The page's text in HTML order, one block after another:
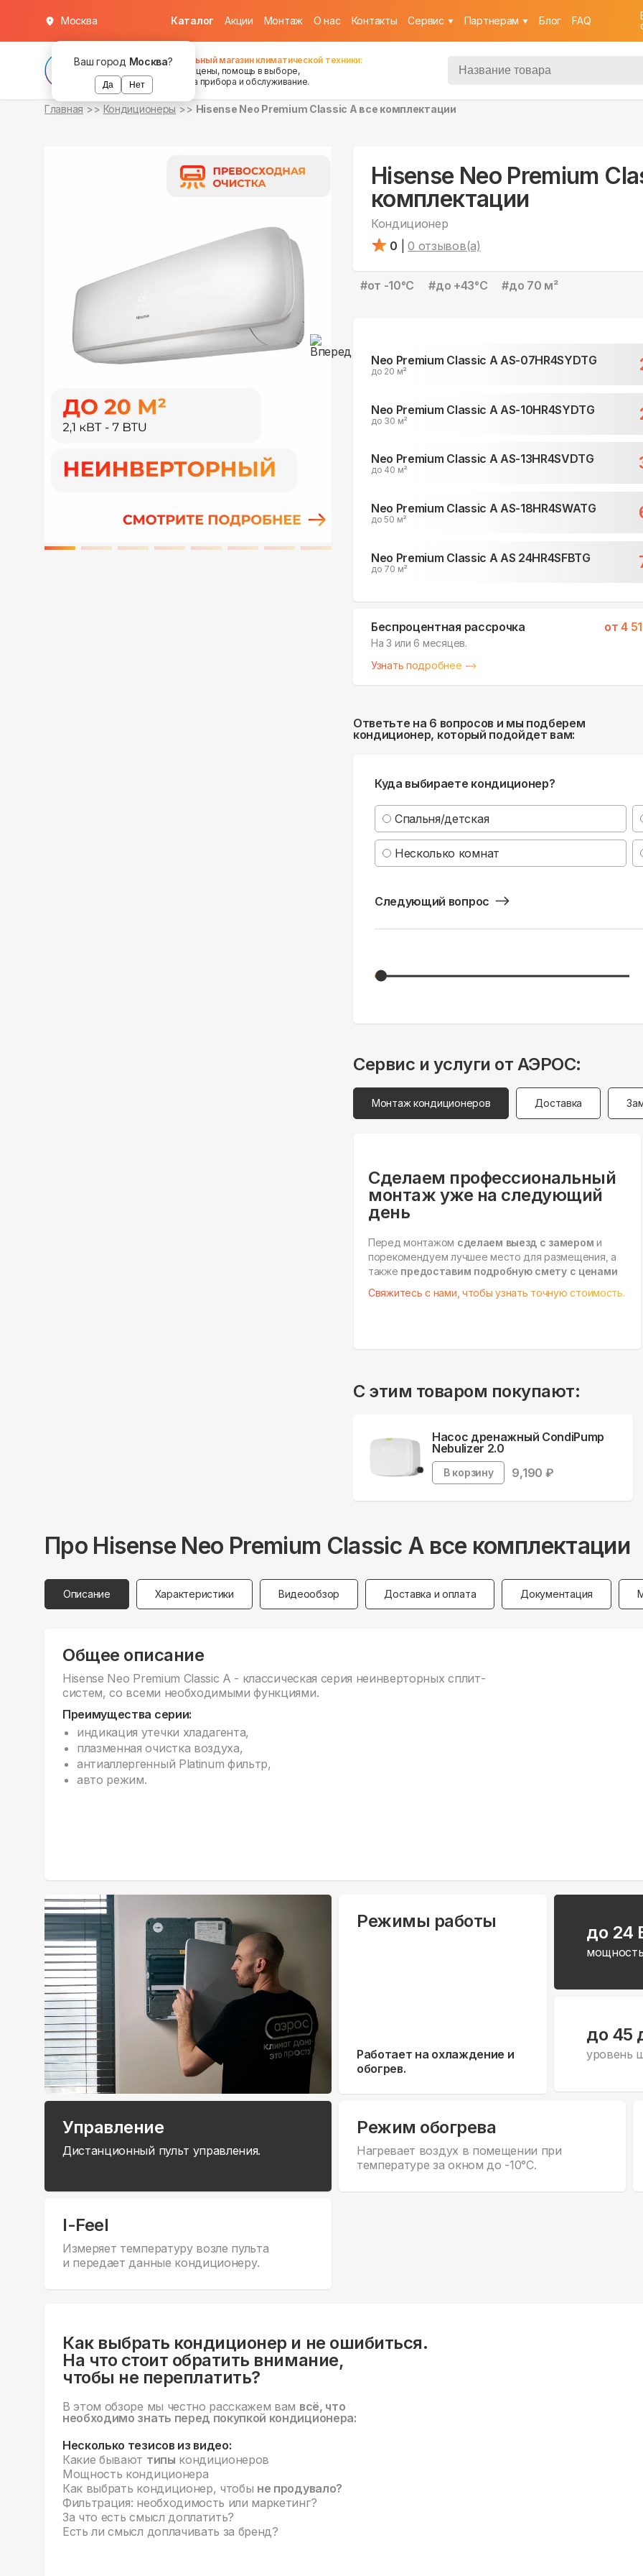
Ваш город Москва?
Да Нет
Москва Каталог Акции Монтаж О нас Контакты Cервис Партнерам Блог FAQ
Федеральный магазин климатической техники:
хорошие цены, помощь в выборе,
установка прибора и обслуживание.
Главная Кондиционеры Hisense Neo Premium Classic A все комплектации
Hisense Neo Premium
комплектации
Кондиционер
0
0 отзывов(а)
#от -10°С #до +43°С #до 70 м²
Neo Premium Classic A AS-07HR4SYDTG
до 20 м²
в наличии
Neo Premium Classic A AS-10HR4SYDTG
до 30 м²
в наличии
Neo Premium Classic A AS-13HR4SVDTG
до 40 м²
в наличии
Neo Premium Classic A AS-18HR4SWATG
до 50 м²
в наличии
Neo Premium Classic A AS 24HR4SFBTG
до 70 м²
в наличии
Беспроцентная рассрочка от4
На 3 или 6 месяцев.
Узнать подробнее
Ответьте на 6 вопросов и мы подберем
кондиционер, который подойдет вам:
Куда выбираете кондиционер?
Спальня/детская
Несколько комнат
Следующий вопрос
Сервис и услуги от АЭРОС:
Монтаж кондиционеров Доставка
Сделаем профессиональный
монтаж уже на следующий
день
Перед монтажом сделаем выезд с замером и
порекомендуем лучшее место для размещения, а
также предоставим подробную смету с ценами
Свяжитесь с нами, чтобы узнать точную стоимость.
С этим товаром покупают:
Насос дренажный CondiPump
Nebulizer 2.0
В корзину 9,190 ₽
Про Hisense Neo Premium Classic A все комплектации
Описание Характеристики Видеообзор Доставка и оплата Документация
Общее описание
Hisense Neo Premium Classic A - классическая серия неинверторных сплит-
систем, со всеми необходимыми функциями.
Преимущества серии:
индикация утечки хладагента,
плазменная очистка воздуха,
антиаллергенный Platinum фильтр,
авто режим.
Режимы работы
Работает на охлаждение и
обогрев.
до 24
до 45
уровень
Управление
Дистанционный пульт управления.
Режим обогрева
Нагревает воздух в помещении при
температуре за окном до -10°С.
I-Feel
Измеряет температуру возле пульта
и передает данные кондиционеру.
Как выбрать кондиционер и не ошибиться.
На что стоит обратить внимание,
чтобы не переплатить?
В этом обзоре мы честно расскажем вам всё, что
необходимо знать перед покупкой кондиционера:
Несколько тезисов из видео:
Какие бывают типы кондиционеров
Мощность кондиционера
Как выбрать кондиционер, чтобы не продувало?
Фильтрация: необходимость или маркетинг?
За что есть смысл доплатить?
Есть ли смысл доплачивать за бренд?